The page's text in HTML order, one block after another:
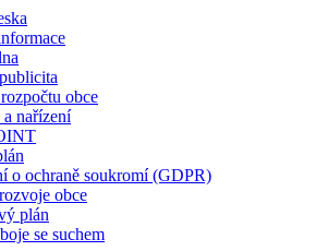
obce
nařízení
o ochraně soukromí (GDPR)
obce
plán
se suchem